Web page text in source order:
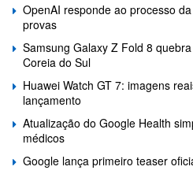
OpenAI responde ao processo
provas
Samsung Galaxy Z Fold 8
Coreia do Sul
Huawei Watch GT 7: imagens
lançamento
Atualização do Google Health
médicos
Google lança primeiro teaser